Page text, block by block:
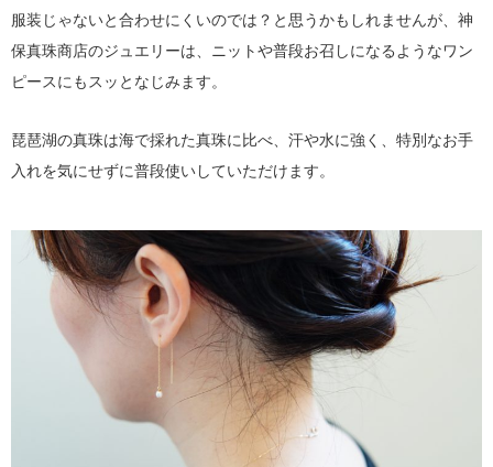
服装じゃないと合わせにくいのでは？と思うかもしれませんが、神
保真珠商店のジュエリーは、ニットや普段お召しになるようなワン
ピースにもスッとなじみます。
琵琶湖の真珠は海で採れた真珠に比べ、汗や水に強く、特別なお手
入れを気にせずに普段使いしていただけます。